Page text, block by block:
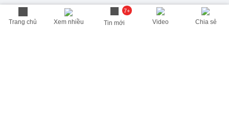
Trang chủ Xem nhiều
7+
Tin mới Video Chia sẻ